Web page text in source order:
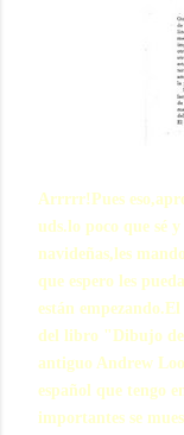
Arrrrr!Pues
uds.lo poco que sé
navideñas,les
que espero les
están
del libro "Dibujo de
antiguo Andrew
español que tengo
importantes se